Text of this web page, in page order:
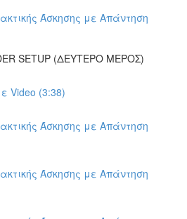
Άσκησης με Απάντηση
SETUP (ΔΕΥΤΕΡΟ ΜΕΡΟΣ)
Video (3:38)
Άσκησης με Απάντηση
Άσκησης με Απάντηση